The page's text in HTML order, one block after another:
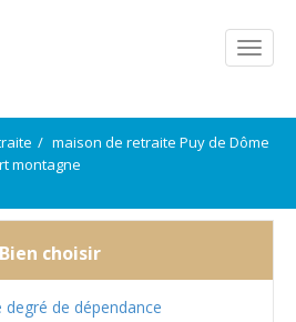
maison de retraite Puy de Dôme
montagne
Bien choisir
degré de dépendance